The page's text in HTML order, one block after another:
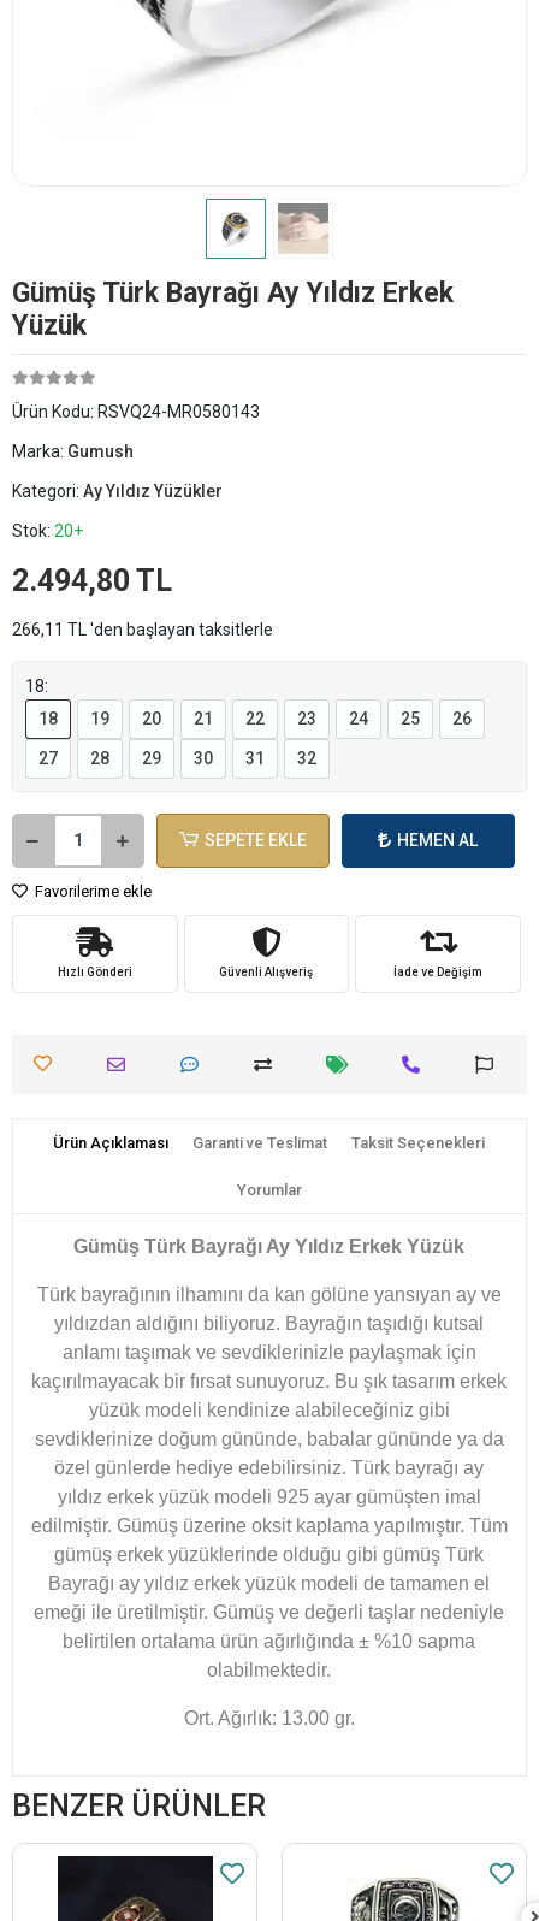
Gümüş Türk Bayrağı Ay Yıldız Erkek
Yüzük
Ürün Kodu: RSVQ24-MR0580143
Marka: Gumush
Kategori: Ay Yıldız Yüzükler
Stok: 20+
2.494,80 TL
266,11 TL 'den başlayan taksitlerle
18:
18
19 20 21 22 23 24 25 26
27 28 29 30 31 32
SEPETE EKLE HEMEN AL
Favorilerime ekle
Hızlı Gönderi Güvenli Alışveriş İade ve Değişim
Ürün Açıklaması Garanti ve Teslimat Taksit Seçenekleri
Yorumlar
Gümüş Türk Bayrağı Ay Yıldız Erkek Yüzük
Türk bayrağının ilhamını da kan gölüne yansıyan ay ve
yıldızdan aldığını biliyoruz. Bayrağın taşıdığı kutsal
anlamı taşımak ve sevdiklerinizle paylaşmak için
kaçırılmayacak bir fırsat sunuyoruz. Bu şık tasarım erkek
yüzük modeli kendinize alabileceğiniz gibi
sevdiklerinize doğum gününde, babalar gününde ya da
özel günlerde hediye edebilirsiniz. Türk bayrağı ay
yıldız erkek yüzük modeli 925 ayar gümüşten imal
edilmiştir. Gümüş üzerine oksit kaplama yapılmıştır. Tüm
gümüş erkek yüzüklerinde olduğu gibi gümüş Türk
Bayrağı ay yıldız erkek yüzük modeli de tamamen el
emeği ile üretilmiştir. Gümüş ve değerli taşlar nedeniyle
belirtilen ortalama ürün ağırlığında ± %10 sapma
olabilmektedir.
Ort. Ağırlık: 13.00 gr.
BENZER ÜRÜNLER